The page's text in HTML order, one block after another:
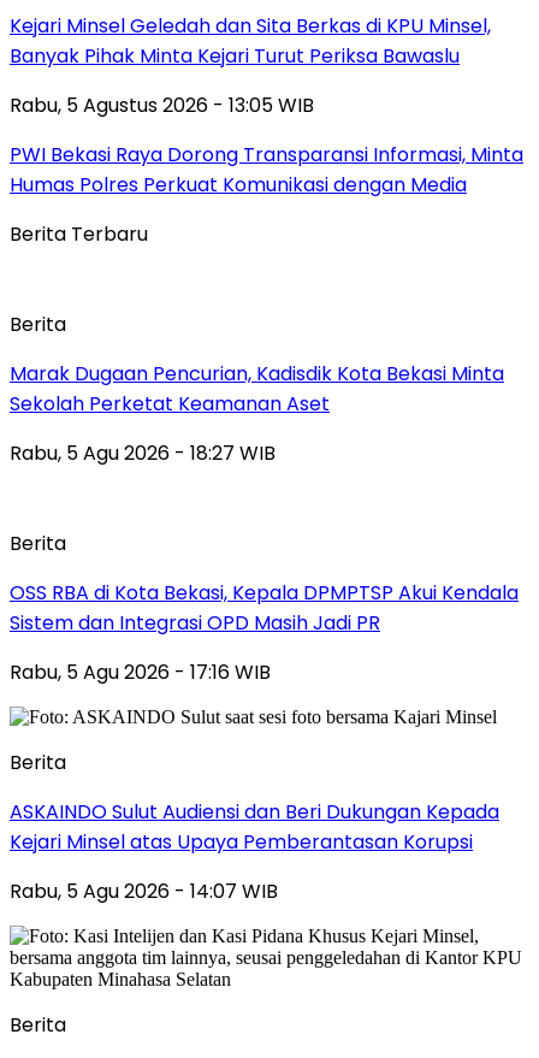
Kejari Minsel Geledah dan Sita Berkas di KPU Minsel,
Banyak Pihak Minta Kejari Turut Periksa Bawaslu
Rabu, 5 Agustus 2026 - 13:05 WIB
PWI Bekasi Raya Dorong Transparansi Informasi, Minta
Humas Polres Perkuat Komunikasi dengan Media
Berita Terbaru
Berita
‎Marak Dugaan Pencurian, Kadisdik Kota Bekasi Minta
Sekolah Perketat Keamanan Aset
Rabu, 5 Agu 2026 - 18:27 WIB
Berita
‎OSS RBA di Kota Bekasi, Kepala DPMPTSP Akui Kendala
Sistem dan Integrasi OPD Masih Jadi PR
Rabu, 5 Agu 2026 - 17:16 WIB
Berita
ASKAINDO Sulut Audiensi dan Beri Dukungan Kepada
Kejari Minsel atas Upaya Pemberantasan Korupsi
Rabu, 5 Agu 2026 - 14:07 WIB
Berita